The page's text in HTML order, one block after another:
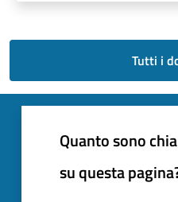
Tutti i
Quanto sono
su questa